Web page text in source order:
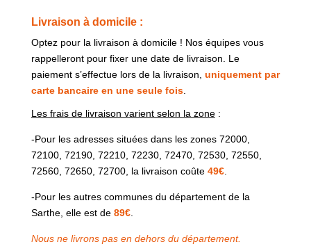
Livraison à domicile :
Optez pour la livraison à domicile ! Nos équipes vous
rappelleront pour fixer une date de livraison. Le
paiement s’effectue lors de la livraison, uniquement par
carte bancaire en une seule fois.
Les frais de livraison varient selon la zone:
-Pour les adresses situées dans les zones 72000,
72100, 72190, 72210, 72230, 72470, 72530, 72550,
72560, 72650, 72700, la livraison coûte 49€.
-Pour les autres communes du département de la
Sarthe, elle est de 89€.
Nous ne livrons pas en dehors du département.